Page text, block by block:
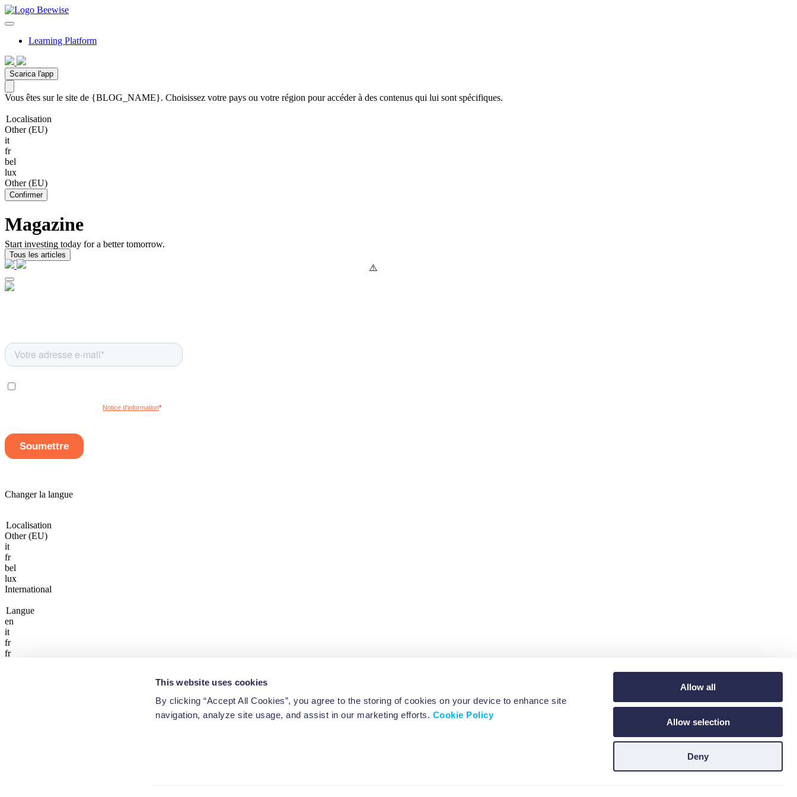
This website uses cookies
By clicking “Accept All Cookies”, you agree to the storing of cookies on your device to enhance site
navigation, analyze site usage, and assist in our marketing efforts. Cookie Policy
Allow all
Allow selection
Deny
Learning Platform
Scarica l'app
Vous êtes sur le site de {BLOG_NAME}. Choisissez votre pays ou votre région pour accéder à des contenus qui lui sont spécifiques.
Localisation
Other (EU)
it
fr
bel
lux
Other (EU)
Confirmer
Magazine
Tous les articles
Start investing today for a better tomorrow.
Changer la langue
Localisation
Other (EU)
it
fr
bel
lux
International
Langue
en
it
fr
fr